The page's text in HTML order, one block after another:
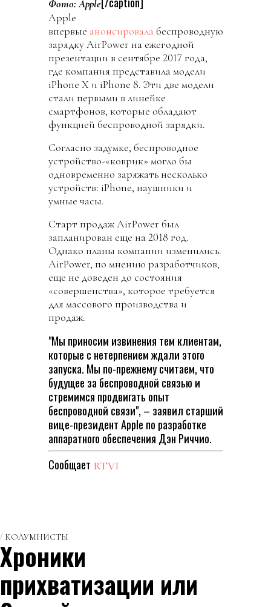
Фото: Apple
Apple
впервые анонсировала беспроводную
зарядку AirPower на ежегодной
презентации в сентябре 2017 года,
где компания представила модели
iPhone X и iPhone 8. Эти две модели
стали первыми в линейке
смартфонов, которые обладают
функцией беспроводной зарядки.
Согласно задумке, беспроводное
устройство-«коврик» могло бы
одновременно заряжать несколько
устройств: iPhone, наушники и
умные часы.
Старт продаж AirPower был
запланирован еще на 2018 год.
Однако планы компании изменились.
AirPower, по мнению разработчиков,
еще не доведен до состояния
«совершенства», которое требуется
для массового производства и
продаж.
"Мы приносим извинения тем клиентам,
которые с нетерпением ждали этого
запуска. Мы по-прежнему считаем, что
будущее за беспроводной связью и
стремимся продвигать опыт
беспроводной связи", – заявил старший
вице-президент Apple по разработке
аппаратного обеспечения Дэн Риччио.
Сообщает RTVI
КОЛУМНИСТЫ
Хроники
прихватизации или